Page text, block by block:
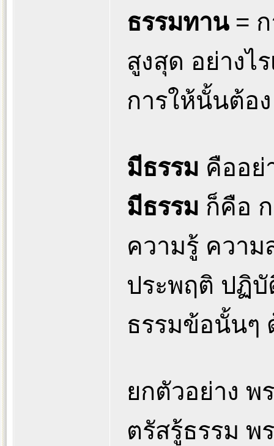
ธรรมทาน =
สูงสุด อย่างไ
การให้นั้นต้อง
มีธรรม คืออย่
มีธรรม ก็คือ
ความรู้ ความ
ประพฤติ ปฏิบั
ธรรมข้อนั้นๆ
ยกตัวอย่าง พ
ตรัสรู้ธรรม พ